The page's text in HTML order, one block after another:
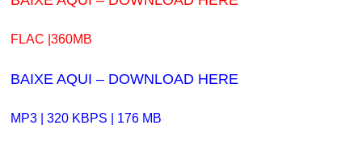
FLAC |360MB
BAIXE AQUI – DOWNLOAD HERE
MP3 | 320 KBPS | 176 MB